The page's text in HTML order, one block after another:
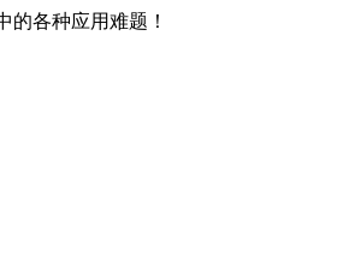
各种应用难题！